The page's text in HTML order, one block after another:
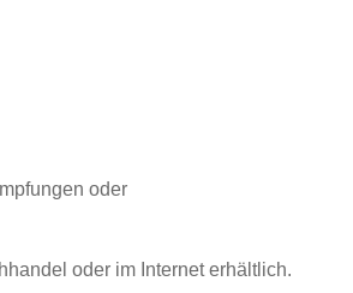
oder
oder im Internet erhältlich.